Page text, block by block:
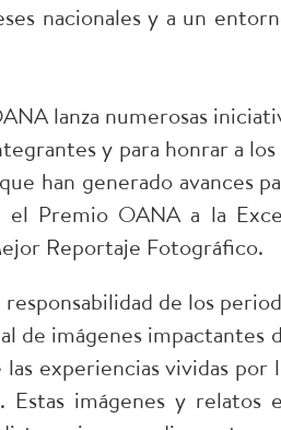
nacionales y a un
lanza numerosas
y para honrar a
han generado avances
Premio OANA a la
Reportaje Fotográfico.
de los
de imágenes impactantes
experiencias vividas
imágenes y relatos